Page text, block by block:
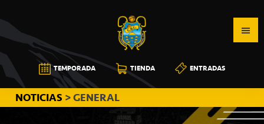
a
la
navegación
principal
al
contenido
principal
a
la
barra
lateral
principal
CB
CANARIAS
TEMPORADA TIENDA ENTRADAS
NOTICIAS > GENERAL